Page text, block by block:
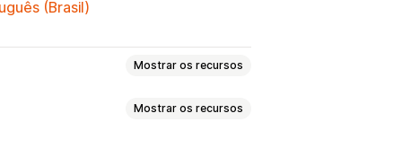
(Brasil)
Mostrar os recursos
Mostrar os recursos